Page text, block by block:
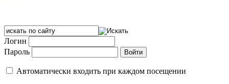
Логин
Пароль
Автоматически входить при каждом посещении